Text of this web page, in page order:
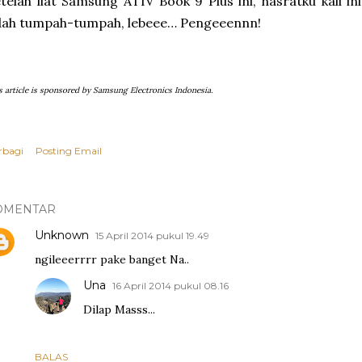
tumpah-tumpah, lebeee… Pengeeennn!
article is sponsored by Samsung Electronics Indonesia.
Posting Email
Unknown 15 April 2014 pukul 19.49
ngileeerrrr pake banget Na..
BALAS
Una 16 April 2014 pukul 08.16
Dilap Masss...